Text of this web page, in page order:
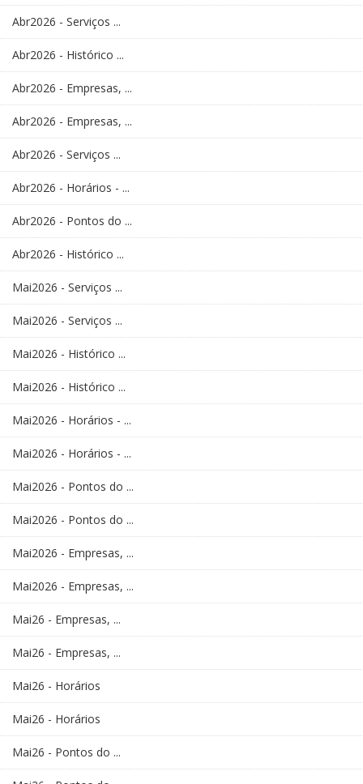
Abr2026 - Serviços ...
Abr2026 - Histórico ...
Abr2026 - Empresas, ...
Abr2026 - Empresas, ...
Abr2026 - Serviços ...
Abr2026 - Horários - ...
Abr2026 - Pontos do ...
Abr2026 - Histórico ...
Mai2026 - Serviços ...
Mai2026 - Serviços ...
Mai2026 - Histórico ...
Mai2026 - Histórico ...
Mai2026 - Horários - ...
Mai2026 - Horários - ...
Mai2026 - Pontos do ...
Mai2026 - Pontos do ...
Mai2026 - Empresas, ...
Mai2026 - Empresas, ...
Mai26 - Empresas, ...
Mai26 - Empresas, ...
Mai26 - Horários
Mai26 - Horários
Mai26 - Pontos do ...